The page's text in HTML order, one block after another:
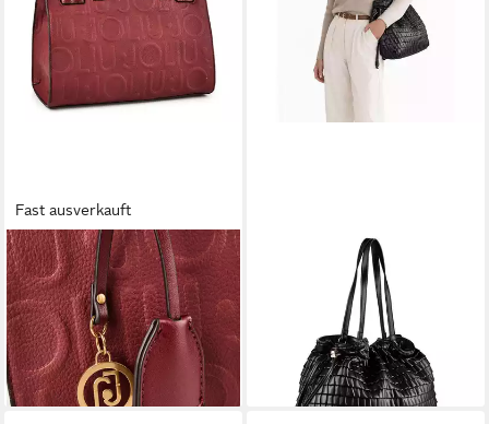
Fast ausverkauft
LIU JO
Henkeltasche Manh, 100 %
Polyurethan
149,00 €
lieferbar - in 2-3 Werktagen bei dir
Shopper Riccy, 100 %
ab 152,10 € UVP 169,00 €
lieferbar - in 2-3 Werktagen bei dir